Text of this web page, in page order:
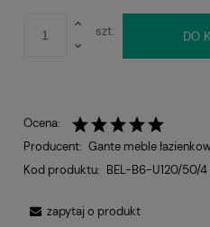
szt. DO
Ocena:
Producent: Gante meble
Kod produktu: BEL-B6-U120/50/4
zapytaj o produkt